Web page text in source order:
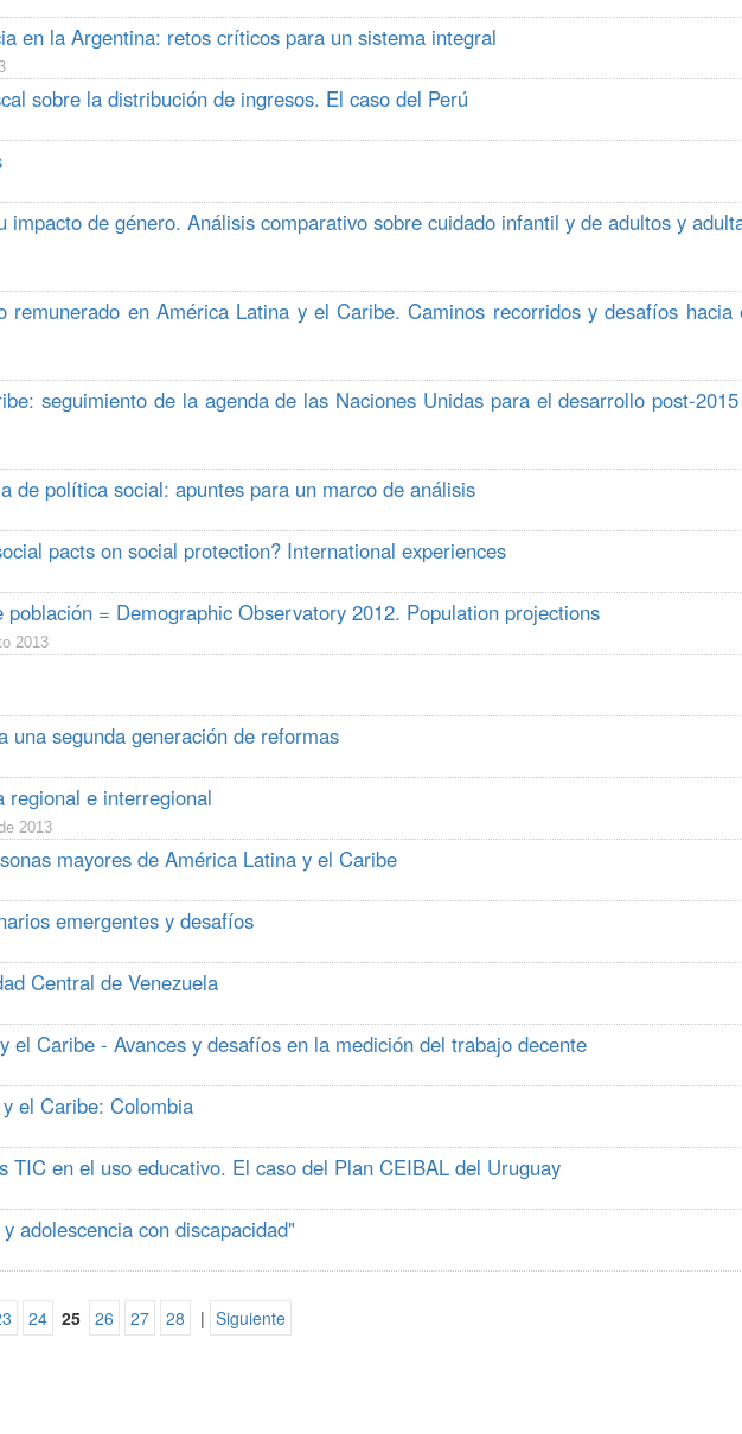
en la Argentina: retos críticos para un sistema integral
sobre la distribución de ingresos. El caso del Perú
de género. Análisis comparativo sobre cuidado infantil y de adultos y
remunerado en América Latina y el Caribe. Caminos recorridos y desafíos hacia
seguimiento de la agenda de las Naciones Unidas para el desarrollo post-
de política social: apuntes para un marco de análisis
pacts on social protection? International experiences
= Demographic Observatory 2012. Population projections
2013
segunda generación de reformas
regional e interregional
2013
mayores de América Latina y el Caribe
emergentes y desafíos
Central de Venezuela
Caribe - Avances y desafíos en la medición del trabajo decente
el Caribe: Colombia
en el uso educativo. El caso del Plan CEIBAL del Uruguay
adolescencia con discapacidad"
24 25 26 27 28 | Siguiente